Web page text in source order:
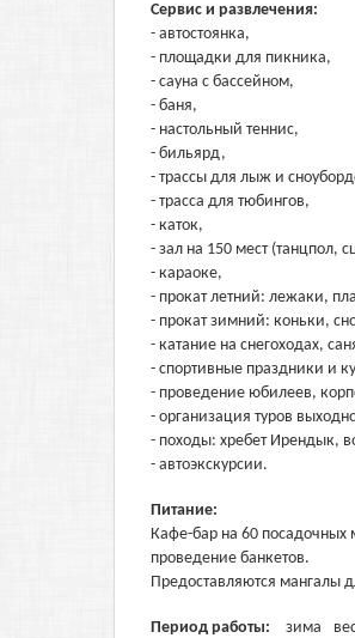
Сервис и развлечения:
- автостоянка,
- площадки для пикника,
- сауна с бассейном,
- баня,
- настольный теннис,
- бильярд,
- трассы для лыж и
- трасса для тюбингов,
- каток,
- зал на 150 мест (танцпол,
- караоке,
- прокат летний: лежаки,
- прокат зимний: коньки,
- катание на снегоходах,
- спортивные праздники и
- проведение юбилеев,
- организация туров
- походы: хребет Ирендык,
- автоэкскурсии.
Питание:
Кафе-бар на 60 посадочных
проведение банкетов.
Предоставляются мангалы
Период работы: зима